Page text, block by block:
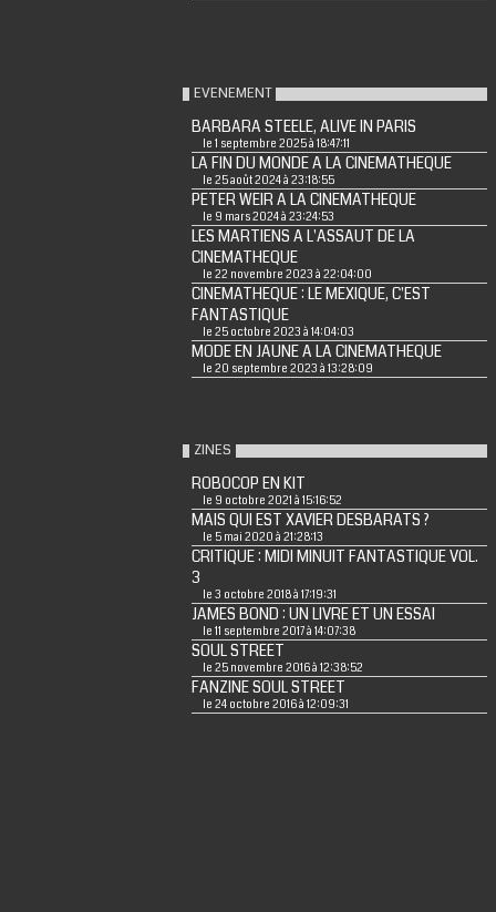
EVENEMENT
BARBARA STEELE, ALIVE IN PARIS
le 1 septembre 2025 à 18:47:11
LA FIN DU MONDE A LA CINEMATHEQUE
le 25 août 2024 à 23:18:55
PETER WEIR A LA CINEMATHEQUE
le 9 mars 2024 à 23:24:53
LES MARTIENS A L'ASSAUT DE LA
CINEMATHEQUE
le 22 novembre 2023 à 22:04:00
CINEMATHEQUE : LE MEXIQUE, C'EST
FANTASTIQUE
le 25 octobre 2023 à 14:04:03
MODE EN JAUNE A LA CINEMATHEQUE
le 20 septembre 2023 à 13:28:09
ZINES
ROBOCOP EN KIT
le 9 octobre 2021 à 15:16:52
MAIS QUI EST XAVIER DESBARATS ?
le 5 mai 2020 à 21:28:13
CRITIQUE : MIDI MINUIT FANTASTIQUE VOL.
3
le 3 octobre 2018 à 17:19:31
JAMES BOND : UN LIVRE ET UN ESSAI
le 11 septembre 2017 à 14:07:38
SOUL STREET
le 25 novembre 2016 à 12:38:52
FANZINE SOUL STREET
le 24 octobre 2016 à 12:09:31